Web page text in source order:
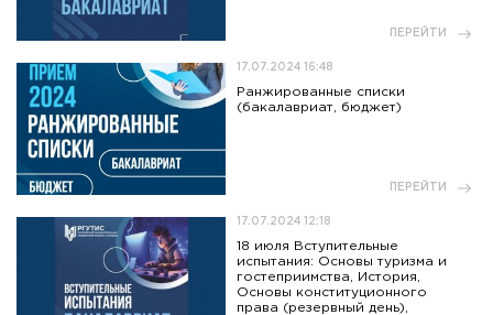
ПЕРЕЙТИ
17.07.2024 16:48
Ранжированные списки
(бакалавриат, бюджет)
ПЕРЕЙТИ
17.07.2024 12:18
18 июля Вступительные
испытания: Основы туризма и
гостеприимства, История,
Основы конституционного
права (резервный день),